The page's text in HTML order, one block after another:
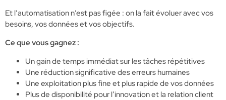
Et l’automatisation n’est pas figée : on la fait évoluer avec vos
besoins, vos données et vos objectifs.
Ce que vous gagnez :
Un gain de temps immédiat sur les tâches répétitives
Une réduction significative des erreurs humaines
Une exploitation plus fine et plus rapide de vos données
Plus de disponibilité pour l’innovation et la relation client